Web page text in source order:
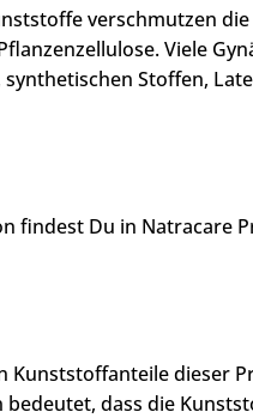
verschmutzen
Viele
Stoffen,
findest Du in Natracare
dieser
dass die